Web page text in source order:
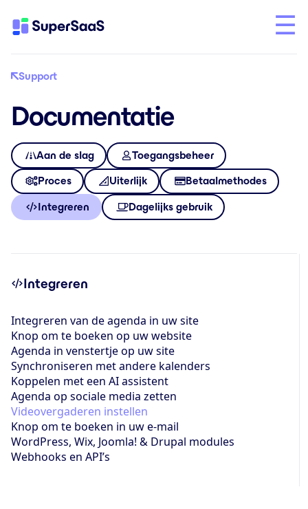
Support
Documentatie
Aan de slag Toegangsbeheer
Proces Uiterlijk Betaalmethodes
Integreren Dagelijks gebruik
Integreren
Integreren van de agenda in uw site
Knop om te boeken op uw website
Agenda in venstertje op uw site
Synchroniseren met andere kalenders
Koppelen met een AI assistent
Agenda op sociale media zetten
Videovergaderen instellen
Knop om te boeken in uw e-mail
WordPress, Wix, Joomla! & Drupal modules
Webhooks en API’s